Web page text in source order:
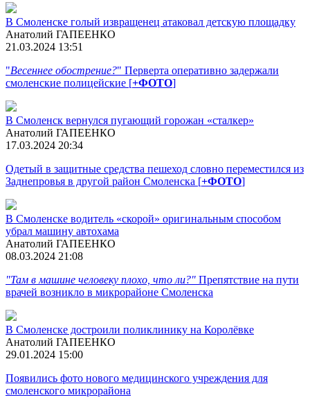
В Смоленске голый извращенец атаковал детскую площадку
Анатолий ГАПЕЕНКО
21.03.2024 13:51
"Весеннее обострение?" Перверта оперативно задержали
смоленские полицейские [+ФОТО]
В Смоленск вернулся пугающий горожан «сталкер»
Анатолий ГАПЕЕНКО
17.03.2024 20:34
Одетый в защитные средства пешеход словно переместился из
Заднепровья в другой район Смоленска [+ФОТО]
В Смоленске водитель «скорой» оригинальным способом
убрал машину автохама
Анатолий ГАПЕЕНКО
08.03.2024 21:08
"Там в машине человеку плохо, что ли?" Препятствие на пути
врачей возникло в микрорайоне Смоленска
В Смоленске достроили поликлинику на Королёвке
Анатолий ГАПЕЕНКО
29.01.2024 15:00
Появились фото нового медицинского учреждения для
смоленского микрорайона